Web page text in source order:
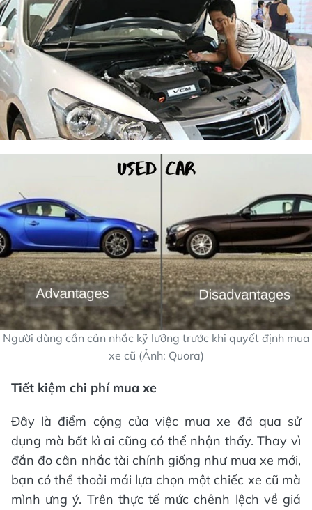
Người dùng cần cân nhắc kỹ lưỡng trước khi quyết định mua
xe cũ (Ảnh: Quora)
Tiết kiệm chi phí mua xe
Đây là điểm cộng của việc mua xe đã qua sử
dụng mà bất kì ai cũng có thể nhận thấy. Thay vì
đắn đo cân nhắc tài chính giống như mua xe mới,
bạn có thể thoải mái lựa chọn một chiếc xe cũ mà
mình ưng ý. Trên thực tế mức chênh lệch về giá